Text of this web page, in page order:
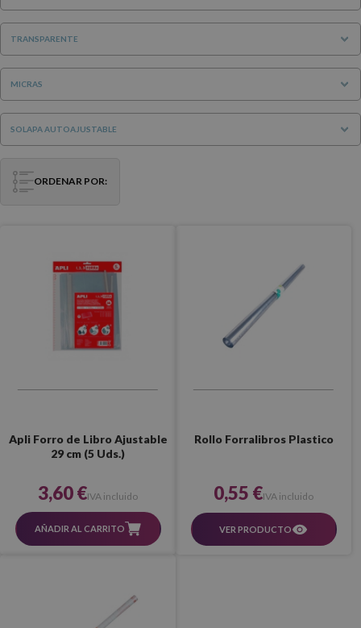
TRANSPARENTE
MICRAS
SOLAPA AUTOAJUSTABLE
ORDENAR POR:
Apli Forro de Libro Ajustable
29 cm (5 Uds.)
3,60 €IVA incluido
AÑADIR AL CARRITO
Rollo Forralibros Plastico
0,55 €IVA incluido
VER PRODUCTO